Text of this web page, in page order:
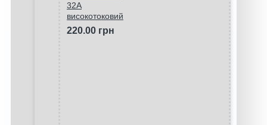
32A
високотоковий
220.00 грн